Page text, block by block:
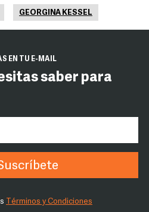
GEORGINA KESSEL
EN TU E-MAIL
saber para
Términos y Condiciones